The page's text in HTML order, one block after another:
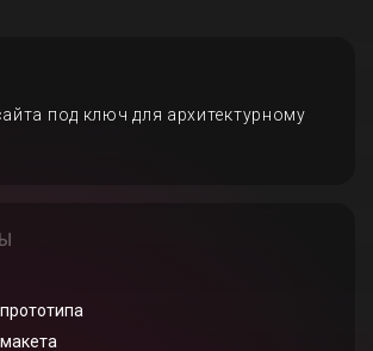
под ключ для архитектурному